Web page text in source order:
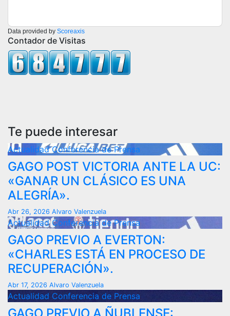
Data provided by Scoreaxis
Contador de Visitas
Te puede interesar
ActualidadConferencia de Prensa
GAGO POST VICTORIA ANTE LA UC:
«GANAR UN CLÁSICO ES UNA
ALEGRÍA».
Abr 26, 2026 Alvaro Valenzuela
ActualidadConferencia de Prensa
GAGO PREVIO A EVERTON:
«CHARLES ESTÁ EN PROCESO DE
RECUPERACIÓN».
Abr 17, 2026 Alvaro Valenzuela
Actualidad Conferencia de Prensa